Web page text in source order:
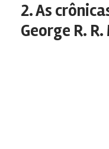
2. As
George R.